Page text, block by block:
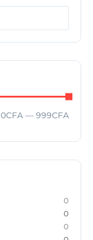
0CFA — 999CFA
0
0
0